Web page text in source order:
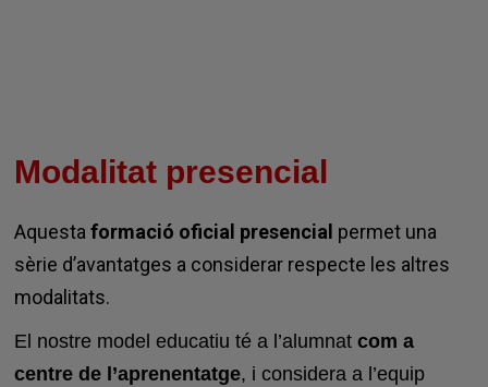
Modalitat presencial
Aquestaformació oficial presencial permet una
sèrie d’avantatges a considerar respecte les altres
modalitats.
El nostre model educatiu té a l’alumnatcom a
centre de l’aprenentatge, i considera a l’equip